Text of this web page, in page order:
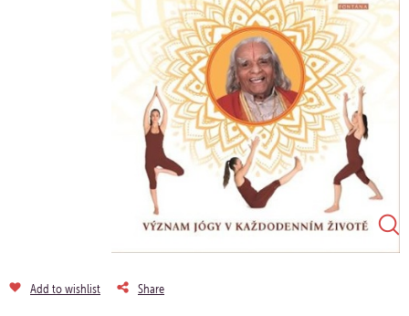
Add to wishlist Share